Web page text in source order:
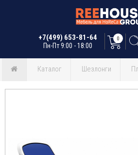
+7(499) 653-81-64
Пн-Пт 9:00 - 18:00
0
Каталог Шезлонги